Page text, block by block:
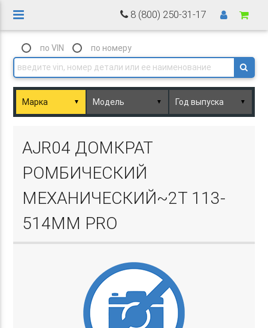
8 (800) 250-31-17
по VIN по номеру
▼ ▼ ▼
AJR04 ДОМКРАТ
РОМБИЧЕСКИЙ
МЕХАНИЧЕСКИЙ~2Т 113-
514ММ PRO